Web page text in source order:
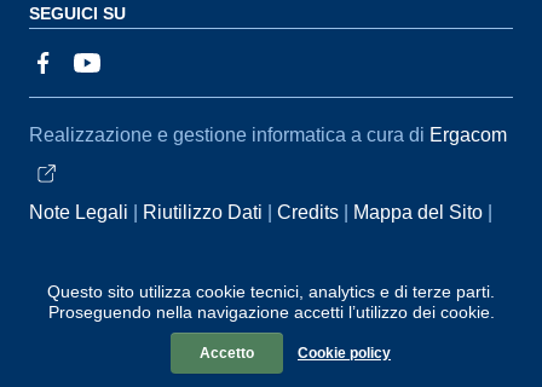
Questo sito utilizza cookie tecnici, analytics e di terze parti.
Proseguendo nella navigazione accetti l’utilizzo dei cookie.
Accetto Cookie policy
SEGUICI SU
Sezione Link Utili
Realizzazione e gestione informatica a cura di Ergacom
Note Legali Riutilizzo Dati Credits
Mappa del Sito
Segnalazioni
Statistiche accessi
Dichiarazione di
Accessibilità